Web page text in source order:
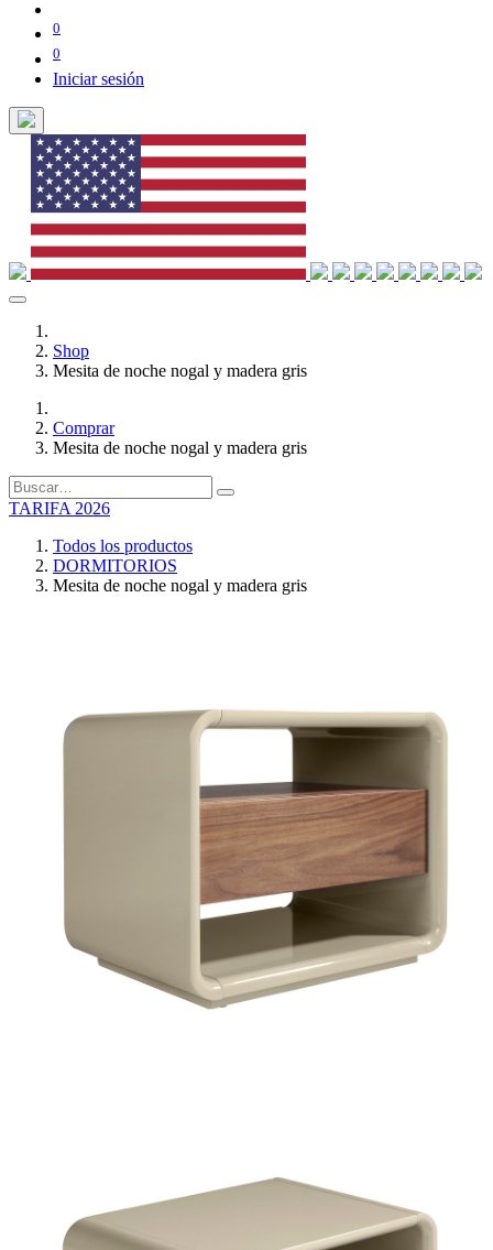
0
0
Iniciar sesión
Shop
Mesita de noche nogal y madera gris
Comprar
Mesita de noche nogal y madera gris
TARIFA 2026
Todos los productos
DORMITORIOS
Mesita de noche nogal y madera gris